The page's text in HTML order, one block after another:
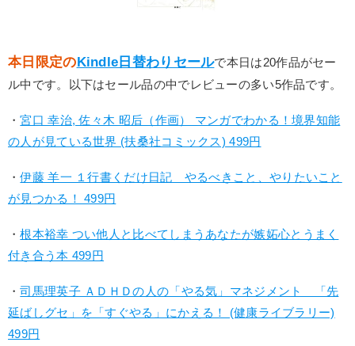
本日限定のKindle日替わりセールで本日は20作品がセー
ル中です。以下はセール品の中でレビューの多い5作品です。
・宮口 幸治, 佐々木 昭后（作画） マンガでわかる！境界知能
の人が見ている世界 (扶桑社コミックス) 499円
・伊藤 羊一 １行書くだけ日記 やるべきこと、やりたいこと
が見つかる！ 499円
・根本裕幸 つい他人と比べてしまうあなたが嫉妬心とうまく
付き合う本 499円
・司馬理英子 ＡＤＨＤの人の「やる気」マネジメント 「先
延ばしグセ」を「すぐやる」にかえる！ (健康ライブラリー)
499円